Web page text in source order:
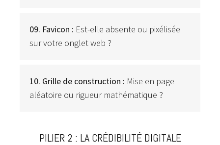
09. Favicon : Est-elle absente ou pixélisée
sur votre onglet web ?
10. Grille de construction : Mise en page
aléatoire ou rigueur mathématique ?
PILIER 2 : LA CRÉDIBILITÉ DIGITALE